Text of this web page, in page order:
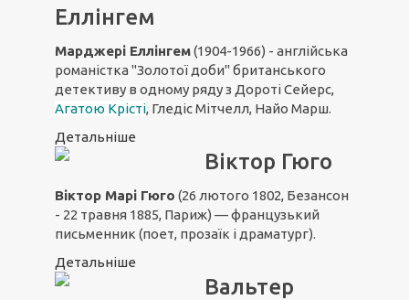
Еллінгем
Марджері Еллінгем(1904-1966) - англійська
романістка "Золотої доби" британського
детективу в одному ряду з Дороті Сейерс,
Агатою Крісті, Гледіс Мітчелл, Найо Марш.
Детальніше
Віктор Гюго
Віктор Марі Гюго (26 лютого 1802, Безансон
- 22 травня 1885, Париж) — французький
письменник (поет, прозаїк і драматург).
Детальніше
Вальтер